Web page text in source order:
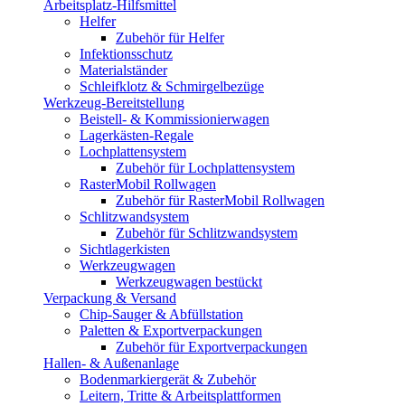
Arbeitsplatz-Hilfsmittel
Helfer
Zubehör für Helfer
Infektionsschutz
Materialständer
Schleifklotz & Schmirgelbezüge
Werkzeug-Bereitstellung
Beistell- & Kommissionierwagen
Lagerkästen-Regale
Lochplattensystem
Zubehör für Lochplattensystem
RasterMobil Rollwagen
Zubehör für RasterMobil Rollwagen
Schlitzwandsystem
Zubehör für Schlitzwandsystem
Sichtlagerkisten
Werkzeugwagen
Werkzeugwagen bestückt
Verpackung & Versand
Chip-Sauger & Abfüllstation
Paletten & Exportverpackungen
Zubehör für Exportverpackungen
Hallen- & Außenanlage
Bodenmarkiergerät & Zubehör
Leitern, Tritte & Arbeitsplattformen